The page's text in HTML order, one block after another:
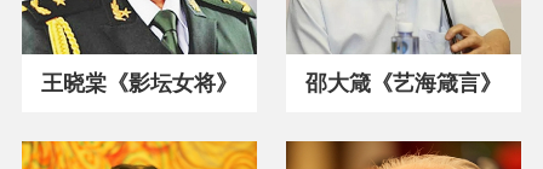
王晓棠《影坛女将》 邵大箴《艺海箴言》